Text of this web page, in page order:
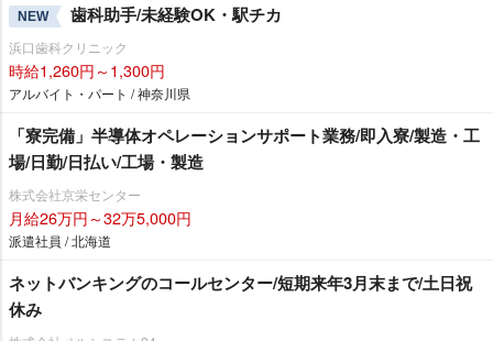
NEW 歯科助手/未経験OK・駅チカ
浜口歯科クリニック
時給1,260円～1,300円
アルバイト・パート / 神奈川県
「寮完備」半導体オペレーションサポート業務/即入寮/製造・工
場/日勤/日払い/工場・製造
株式会社京栄センター
月給26万円～32万5,000円
派遣社員 / 北海道
ネットバンキングのコールセンター/短期来年3月末まで/土日祝
休み